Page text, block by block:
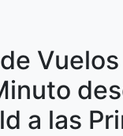
a las